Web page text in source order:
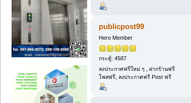
publicpost99
Hero Member
กระทู้: 4587
ลงประกาศฟรีใหม่ ๆ , ฝากร้านฟรี
โพสฟรี, ลงประกาศฟรี Post ฟรี